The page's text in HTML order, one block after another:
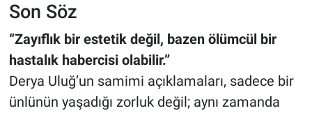
Son Söz
“Zayıflık bir estetik değil, bazen ölümcül bir
hastalık habercisi olabilir.”
Derya Uluğ’un samimi açıklamaları, sadece bir
ünlünün yaşadığı zorluk değil; aynı zamanda